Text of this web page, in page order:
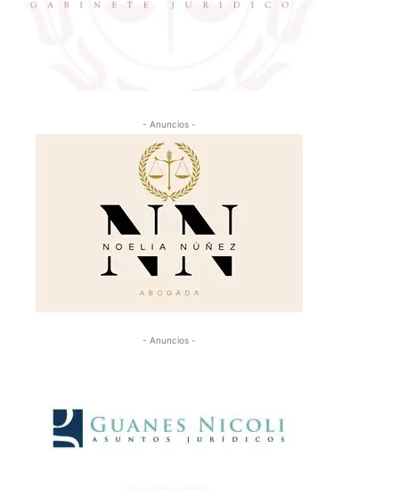
- Anuncios -
- Anuncios -